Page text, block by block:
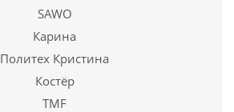
1 455руб.
Подробнее
SAWO
Карина
Политех Кристина
Костёр
TMF